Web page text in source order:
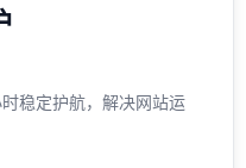
稳定护航，解决网站运